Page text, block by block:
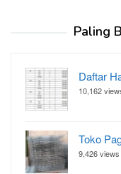
Paling
Daftar
10,162
Toko
9,426 views